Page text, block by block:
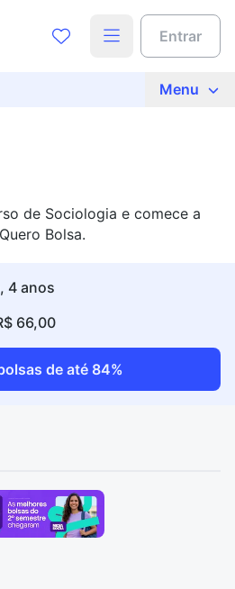
Entrar
Menu
de Sociologia e comece a
Bolsa.
4 anos
66,00
de até 84%